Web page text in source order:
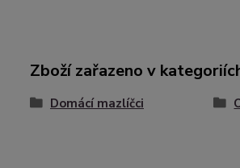
Zboží zařazeno v
Domácí mazlíčci